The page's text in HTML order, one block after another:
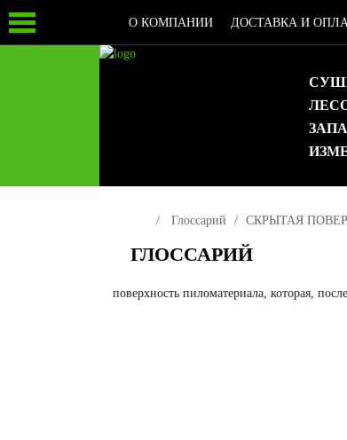
О КОМПАНИИ ДОСТАВКА И
Глоссарий СКРЫТАЯ
ГЛОССАРИЙ
поверхность пиломатериала, которая,